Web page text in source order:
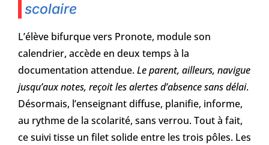
scolaire
L’élève bifurque vers Pronote, module son
calendrier, accède en deux temps à la
documentation attendue.Le parent, ailleurs, navigue
jusqu’aux notes, reçoit les alertes d’absence sans délai.
Désormais, l’enseignant diffuse, planifie, informe,
au rythme de la scolarité, sans verrou. Tout à fait,
ce suivi tisse un filet solide entre les trois pôles. Les